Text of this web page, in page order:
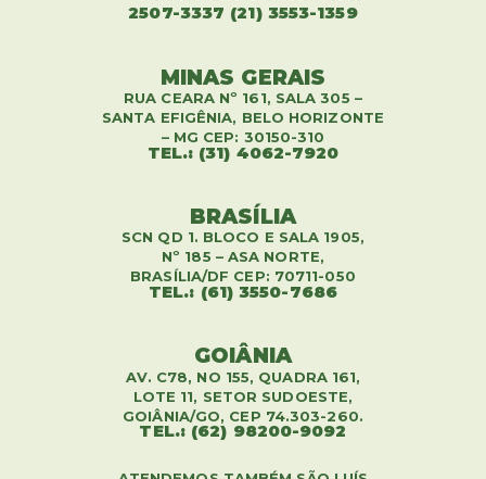
2507-3337 (21) 3553-1359
MINAS GERAIS
RUA CEARA Nº 161, SALA 305 –
SANTA EFIGÊNIA, BELO HORIZONTE
– MG CEP: 30150-310
TEL.: (31) 4062-7920
BRASÍLIA
SCN QD 1. BLOCO E SALA 1905,
Nº 185 – ASA NORTE,
BRASÍLIA/DF CEP: 70711-050
TEL.: (61) 3550-7686
GOIÂNIA
AV. C78, NO 155, QUADRA 161,
LOTE 11, SETOR SUDOESTE,
GOIÂNIA/GO, CEP 74.303-260.
TEL.: (62) 98200-9092